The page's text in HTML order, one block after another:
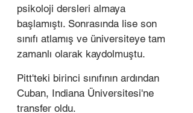
psikoloji dersleri almaya
başlamıştı. Sonrasında lise son
sınıfı atlamış ve üniversiteye tam
zamanlı olarak kaydolmuştu.
Pitt'teki birinci sınıfının ardından
Cuban, Indiana Üniversitesi'ne
transfer oldu.